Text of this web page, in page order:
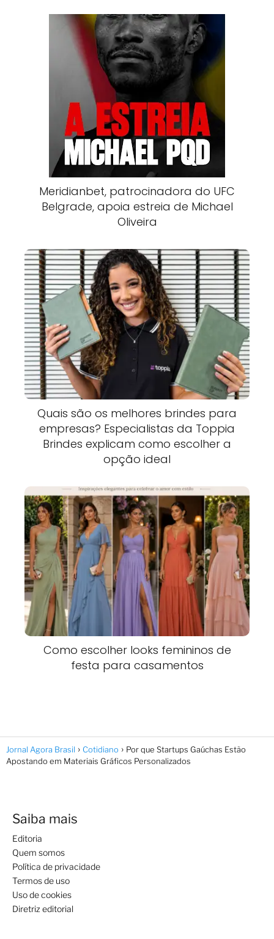
Meridianbet, patrocinadora do UFC
Belgrade, apoia estreia de Michael
Oliveira
Quais são os melhores brindes para
empresas? Especialistas da Toppia
Brindes explicam como escolher a
opção ideal
Como escolher looks femininos de
festa para casamentos
Jornal Agora Brasil Cotidiano
Por que Startups Gaúchas Estão
Apostando em Materiais Gráficos Personalizados
Saiba mais
Editoria
Quem somos
Política de privacidade
Termos de uso
Uso de cookies
Diretriz editorial